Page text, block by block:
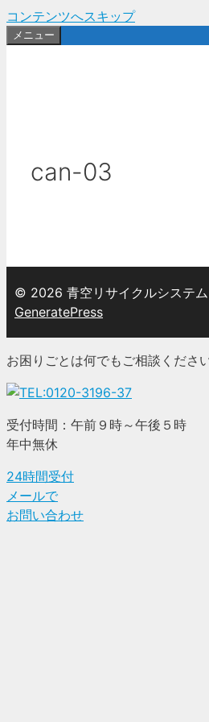
コンテンツへスキップ
メニュー
can-03
© 2026 青空リサイクルシステ
GeneratePress
お困りごとは何でもご相談ください
受付時間：午前９時～午後５時
年中無休
24時間受付
メールで
お問い合わせ